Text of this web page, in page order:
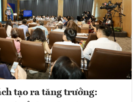
tạo ra tăng trưởng: